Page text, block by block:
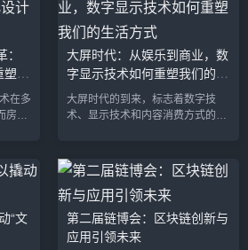
破，
、
的
超
型
展示平台，特别是在数字艺术、品
牌营销和舞台表演领域，创造了更
多沉浸式体验的可能。柔性LED大
屏的发布，标志着数字展示技术进
入了全新的发展阶段。1. 柔性LED
限的展示体验柔性LED大屏采用...
塑未
在多
房产
技术
者正
术不
示
定制
破
大屏时代：从娱乐到商业，数
字显示技术如何重塑我们的生
活方式
大屏时代的到来，标志着数字技
术、显示技术和内容消费方式的深
广告、娱乐、教育、零售等各个行
业的革新。下面是大屏时代带来的
一些重要影响和变革：1. 视觉体验
的革命：沉浸感与多感官体验大屏
幕技术的快速发展，让观众在视觉
上的体验达到了全新的高度。从高
“文
第二届链博会：区块链创新与
应用引领未来